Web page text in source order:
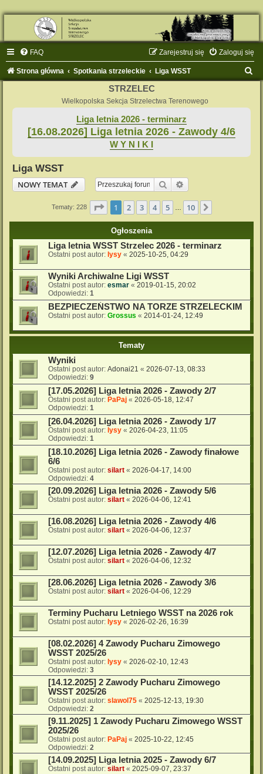
FAQ Zaloguj się
Zarejestruj się
Strona główna Spotkania strzeleckie Liga WSST
STRZELEC
Wielkopolska Sekcja Strzelectwa Terenowego
Liga letnia 2026 - terminarz
[16.08.2026] Liga letnia 2026 - Zawody 4/6
W Y N I K I
Liga WSST
NOWY TEMAT
Szukaj
Tematy: 228 Strona1 z10
1 2 3 4 5 10
Ogłoszenia
Liga letnia WSST Strzelec 2026 - terminarz
Ostatni post autor: lysy « 2025-10-25, 04:29
Wyniki Archiwalne Ligi WSST
Ostatni post autor: esmar « 2019-01-15, 20:02
Odpowiedzi: 1
BEZPIECZEŃSTWO NA TORZE STRZELECKIM
Ostatni post autor: Grossus « 2014-01-24, 12:49
Tematy
Wyniki
Ostatni post autor: Adonai21 « 2026-07-13, 08:33
Odpowiedzi: 9
[17.05.2026] Liga letnia 2026 - Zawody 2/7
Ostatni post autor: PaPaj « 2026-05-18, 12:47
Odpowiedzi: 1
[26.04.2026] Liga letnia 2026 - Zawody 1/7
Ostatni post autor: lysy « 2026-04-23, 11:05
Odpowiedzi: 1
[18.10.2026] Liga letnia 2026 - Zawody finałowe
6/6
Ostatni post autor: silart « 2026-04-17, 14:00
Odpowiedzi: 4
[20.09.2026] Liga letnia 2026 - Zawody 5/6
Ostatni post autor: silart « 2026-04-06, 12:41
[16.08.2026] Liga letnia 2026 - Zawody 4/6
Ostatni post autor: silart « 2026-04-06, 12:37
[12.07.2026] Liga letnia 2026 - Zawody 4/7
Ostatni post autor: silart « 2026-04-06, 12:32
[28.06.2026] Liga letnia 2026 - Zawody 3/6
Ostatni post autor: silart « 2026-04-06, 12:29
Terminy Pucharu Letniego WSST na 2026 rok
Ostatni post autor: lysy « 2026-02-26, 16:39
[08.02.2026] 4 Zawody Pucharu Zimowego
WSST 2025/26
Ostatni post autor: lysy « 2026-02-10, 12:43
Odpowiedzi: 3
[14.12.2025] 2 Zawody Pucharu Zimowego
WSST 2025/26
Ostatni post autor: slawol75 « 2025-12-13, 19:30
Odpowiedzi: 2
[9.11.2025] 1 Zawody Pucharu Zimowego WSST
2025/26
Ostatni post autor: PaPaj « 2025-10-22, 12:45
Odpowiedzi: 2
[14.09.2025] Liga letnia 2025 - Zawody 6/7
Ostatni post autor: silart « 2025-09-07, 23:37